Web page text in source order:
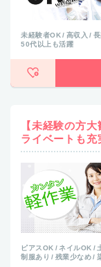
未経験者OK 高収入
50代以上も活躍
【未経験の方
ライベートも充
ピアスOK ネイルOK
制服あり
残業少なめ